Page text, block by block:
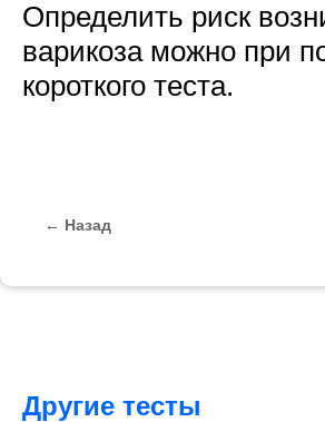
Определить риск
варикоза можно при
короткого теста.
← Назад
Другие тесты